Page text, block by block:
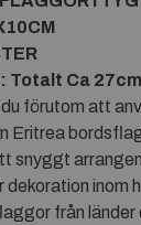
Totalt Ca
förutom att
Eritrea
snyggt
dekoration
från